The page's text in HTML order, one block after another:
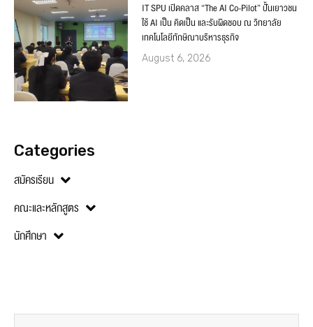
IT SPU เปิดคลาส “The AI Co-Pilot” ปั้นเยาวชน
ใช้ AI เป็น คิดเป็น และรับผิดชอบ ณ วิทยาลัย
เทคโนโลยีทักษิณาบริหารธุรกิจ
August 6, 2026
Categories
สมัครเรียน
คณะและหลักสูตร
นักศึกษา